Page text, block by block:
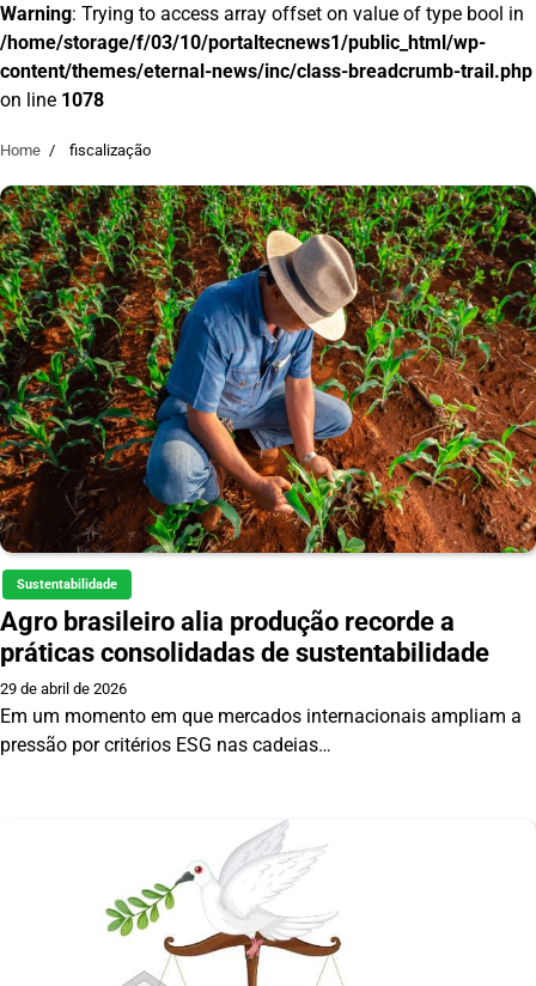
Warning: Trying to access array offset on value of type bool in
/home/storage/f/03/10/portaltecnews1/public_html/wp-
content/themes/eternal-news/inc/class-breadcrumb-trail.php
on line 1078
Home fiscalização
Sustentabilidade
Agro brasileiro alia produção recorde a
práticas consolidadas de sustentabilidade
29 de abril de 2026
Em um momento em que mercados internacionais ampliam a
pressão por critérios ESG nas cadeias…